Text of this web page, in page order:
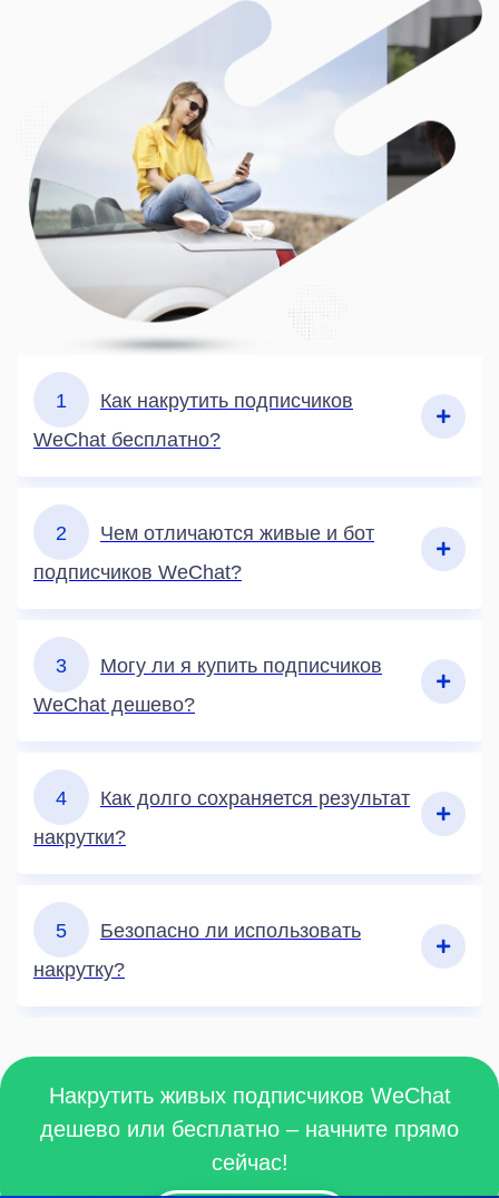
1
Как накрутить подписчиков
WeChat бесплатно?
2
Чем отличаются живые и бот
подписчиков WeChat?
3
Могу ли я купить подписчиков
WeChat дешево?
4
Как долго сохраняется результат
накрутки?
5
Безопасно ли использовать
накрутку?
Накрутить живых подписчиков WeChat
дешево или бесплатно – начните прямо
сейчас!